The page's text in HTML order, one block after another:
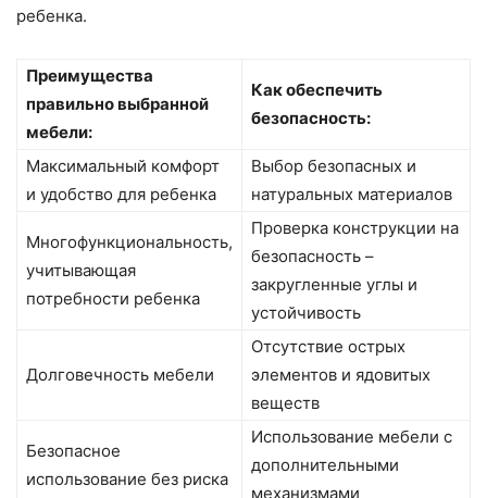
ребенка.
Преимущества
правильно выбранной
мебели:
Как обеспечить
безопасность:
Максимальный комфорт
и удобство для ребенка
Выбор безопасных и
натуральных материалов
Многофункциональность,
учитывающая
потребности ребенка
Проверка конструкции на
безопасность –
закругленные углы и
устойчивость
Долговечность мебели
Отсутствие острых
элементов и ядовитых
веществ
Безопасное
использование без риска
Использование мебели с
дополнительными
механизмами